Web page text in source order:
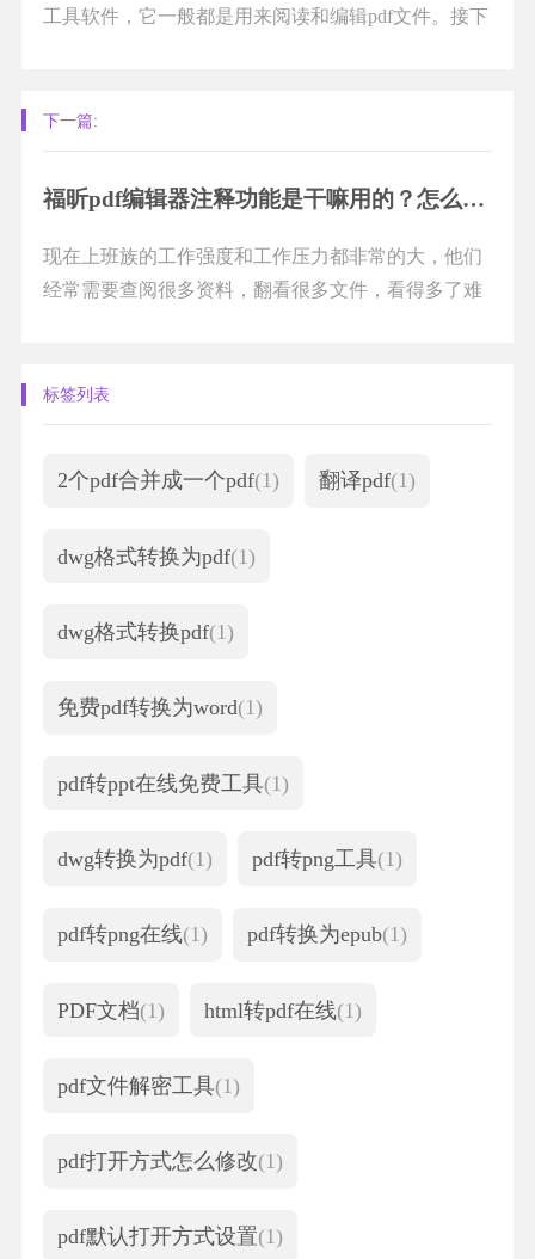
工具软件，它一般都是用来阅读和编辑pdf文件。接下
下一篇:
福昕pdf编辑器注释功能是干嘛用的？怎么添加注释功能？
现在上班族的工作强度和工作压力都非常的大，他们
经常需要查阅很多资料，翻看很多文件，看得多了难
标签列表
2个pdf合并成一个pdf(1) 翻译pdf(1)
dwg格式转换为pdf(1)
dwg格式转换pdf(1)
免费pdf转换为word(1)
pdf转ppt在线免费工具(1)
dwg转换为pdf(1) pdf转png工具(1)
pdf转png在线(1) pdf转换为epub(1)
PDF文档(1) html转pdf在线(1)
pdf文件解密工具(1)
pdf打开方式怎么修改(1)
pdf默认打开方式设置(1)